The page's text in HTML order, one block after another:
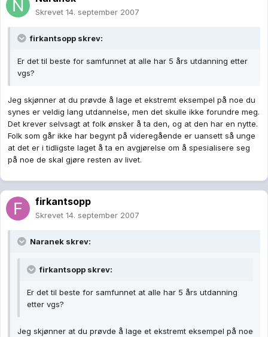
Skrevet 14. september 2007
firkantsopp skrev:
Er det til beste for samfunnet at alle har 5 års utdanning etter
vgs?
Jeg skjønner at du prøvde å lage et ekstremt eksempel på noe du
synes er veldig lang utdannelse, men det skulle ikke forundre meg.
Det krever selvsagt at folk ønsker å ta den, og at den har en nytte.
Folk som går ikke har begynt på videregående er uansett så unge
at det er i tidligste laget å ta en avgjørelse om å spesialisere seg
på noe de skal gjøre resten av livet.
firkantsopp
Skrevet 14. september 2007
Naranek skrev:
firkantsopp skrev:
Er det til beste for samfunnet at alle har 5 års utdanning
etter vgs?
Jeg skjønner at du prøvde å lage et ekstremt eksempel på noe